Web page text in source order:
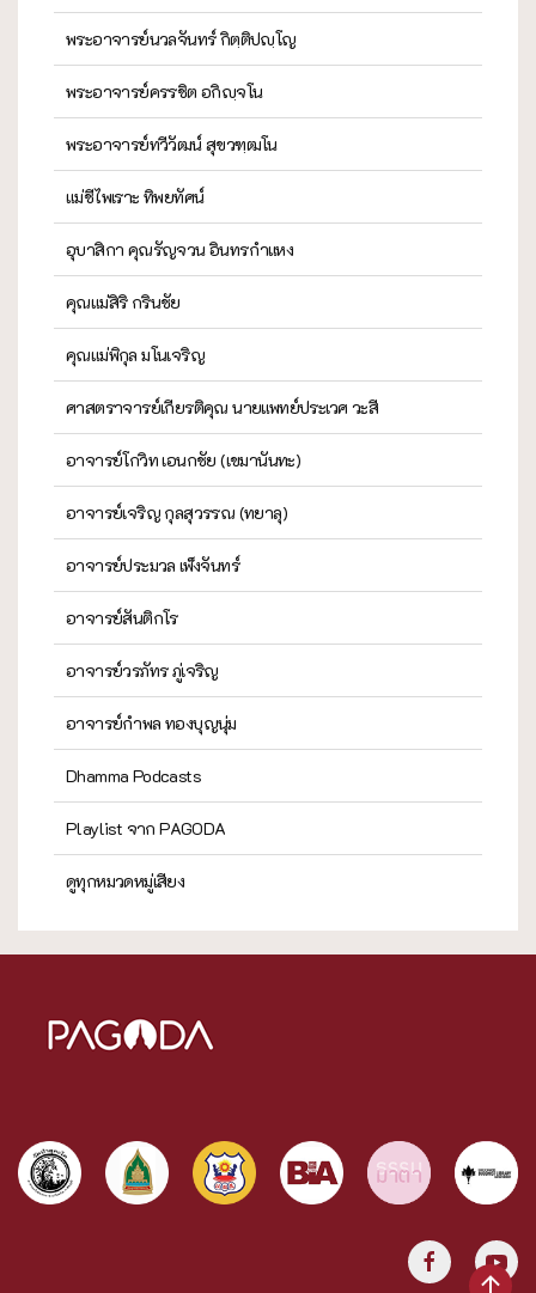
พระอาจารย์นวลจันทร์ กิตฺติปญฺโญ
พระอาจารย์ครรชิต อกิญฺจโน
พระอาจารย์ทวีวัฒน์ สุขวฑฺฒโน
แม่ชีไพเราะ ทิพยทัศน์
อุบาสิกา คุณรัญจวน อินทรกำแหง
คุณแม่สิริ กรินชัย
คุณแม่พิกุล มโนเจริญ
ศาสตราจารย์เกียรติคุณ นายแพทย์ประเวศ วะสี
อาจารย์โกวิท เอนกชัย (เขมานันทะ)
อาจารย์เจริญ กุลสุวรรณ (ทยาลุ)
อาจารย์ประมวล เพ็งจันทร์
อาจารย์สันติกโร
อาจารย์วรภัทร ภู่เจริญ
อาจารย์กำพล ทองบุญนุ่ม
Dhamma Podcasts
Playlist จาก PAGODA
ดูทุกหมวดหมู่เสียง